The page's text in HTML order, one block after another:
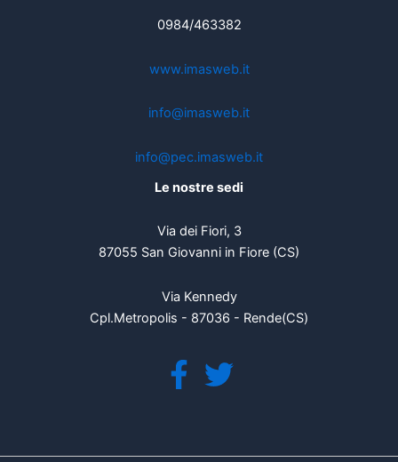
0984/463382
www.imasweb.it
info@imasweb.it
info@pec.imasweb.it
Le nostre sedi
Via dei Fiori, 3
87055 San Giovanni in Fiore (CS)
Via Kennedy
Cpl.Metropolis - 87036 - Rende(CS)